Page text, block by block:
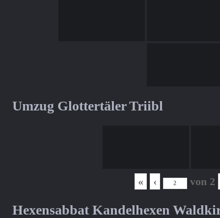
Umzug Glottertäler Triibl
« ‹ von 2
Hexensabbat Kandelhexen